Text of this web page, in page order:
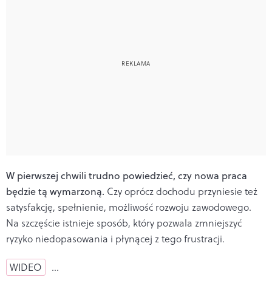
W pierwszej chwili trudno powiedzieć, czy nowa praca
będzie tą wymarzoną. Czy oprócz dochodu przyniesie też
satysfakcję, spełnienie, możliwość rozwoju zawodowego.
Na szczęście istnieje sposób, który pozwala zmniejszyć
ryzyko niedopasowania i płynącej z tego frustracji.
WIDEO …